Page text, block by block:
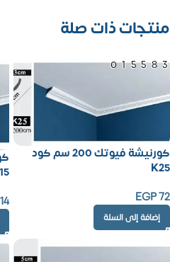
منتجات ذات صلة
كورنيشة فيوتك 200 سم كود
K25
EGP72
إضافة إلى السلة